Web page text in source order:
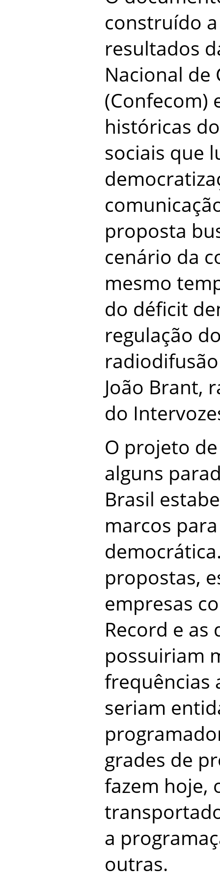
construído
resultados
Nacional de
(Confecom)
históricas
sociais que
proposta
cenário da
mesmo
do déficit
regulação
João Brant,
do
O projeto
alguns
Brasil
marcos
propostas,
empresas
Record e as
possuiriam
frequências
seriam
grades de
fazem hoje,
a
outras.